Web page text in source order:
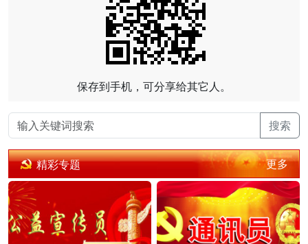
保存到手机，可分享给其它人。
搜索
精彩专题 更多